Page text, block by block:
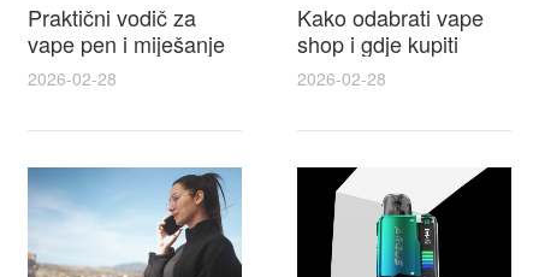
Praktični vodič za
vape pen i miješanje
e tekućina za sigurnije
punjenje i bolje okuse
2026-02-28
Kako odabrati vape
shop i gdje kupiti
Disposable Vapes uz
najbolje cijene
2026-02-28